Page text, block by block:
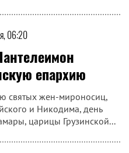
06:20
епархию
святых жен-мироносиц,
и Никодима, день
царицы Грузинской...